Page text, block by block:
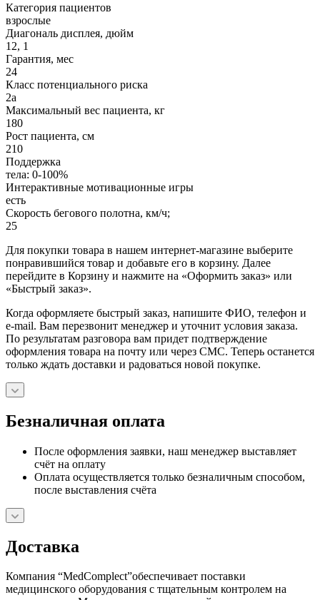
Категория пациентов
взрослые
Диагональ дисплея, дюйм
12, 1
Гарантия, мес
24
Класс потенциального риска
2а
Максимальный вес пациента, кг
180
Рост пациента, см
210
Поддержка
тела: 0-100%
Интерактивные мотивационные игры
есть
Скорость бегового полотна, км/ч;
25
Для покупки товара в нашем интернет-магазине выберите
понравившийся товар и добавьте его в корзину. Далее
перейдите в Корзину и нажмите на «Оформить заказ» или
«Быстрый заказ».
Когда оформляете быстрый заказ, напишите ФИО, телефон и
e-mail. Вам перезвонит менеджер и уточнит условия заказа.
По результатам разговора вам придет подтверждение
оформления товара на почту или через СМС. Теперь останется
только ждать доставки и радоваться новой покупке.
Безналичная оплата
После оформления заявки, наш менеджер выставляет
счёт на оплату
Оплата осуществляется только безналичным способом,
после выставления счёта
Доставка
Компания “MedComplect”обеспечивает поставки
медицинского оборудования с тщательным контролем на